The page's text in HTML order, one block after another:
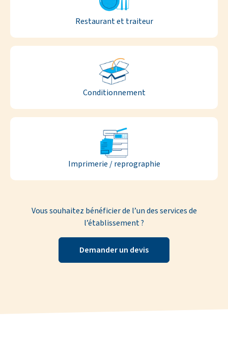
Restaurant et traiteur
Conditionnement
Imprimerie / reprographie
Vous souhaitez bénéficier de l’un des services de
l’établissement ?
Demander un devis